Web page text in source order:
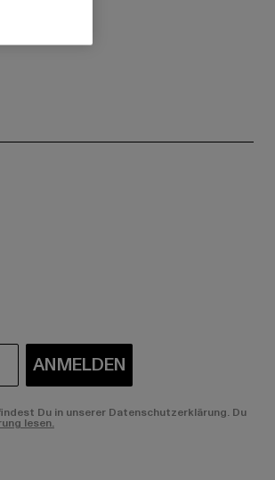
ANMELDEN
Du in unserer Datenschutzerklärung. Du
lesen.